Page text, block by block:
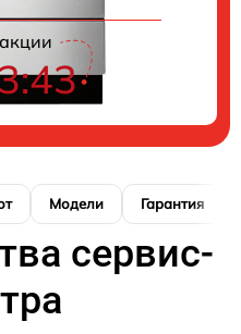
Модели Гарантия
сервис-